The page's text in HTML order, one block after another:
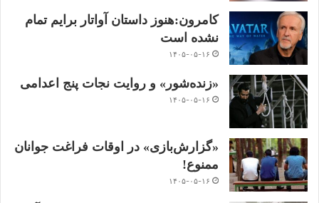
کامرون:هنوز داستان آواتار برایم تمام
نشده است
۱۴۰۵-۰۵-۱۶
«زنده‌شور» و روایت نجات پنج اعدامی
۱۴۰۵-۰۵-۱۶
«گزارش‌بازی» در اوقات فراغت جوانان
ممنوع!
۱۴۰۵-۰۵-۱۶